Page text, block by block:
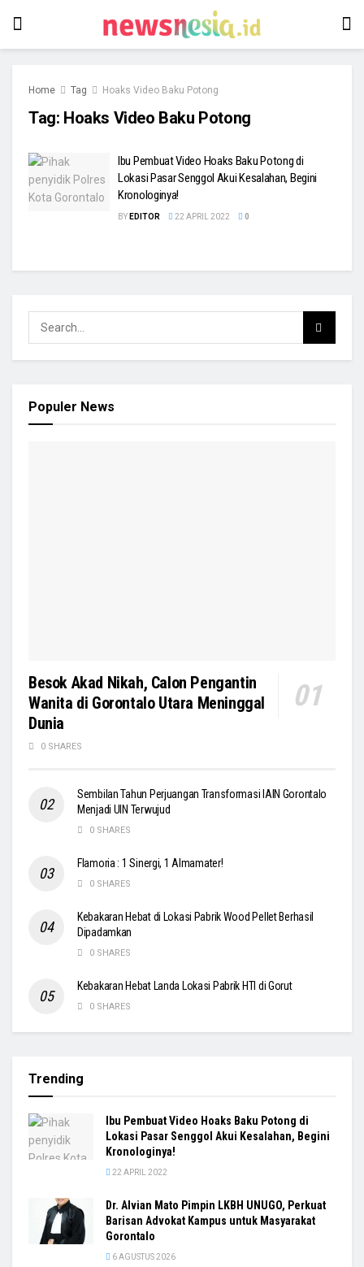
Home Tag Hoaks Video Baku Potong
Tag: Hoaks Video Baku Potong
Ibu Pembuat Video Hoaks Baku Potong di
Lokasi Pasar Senggol Akui Kesalahan, Begini
Kronologinya!
BY EDITOR 22 APRIL 2022 0
Populer News
Besok Akad Nikah, Calon Pengantin
Wanita di Gorontalo Utara Meninggal
Dunia
0 SHARES
Sembilan Tahun Perjuangan Transformasi IAIN Gorontalo
Menjadi UIN Terwujud
0 SHARES
Flamoria : 1 Sinergi, 1 Almamater!
0 SHARES
Kebakaran Hebat di Lokasi Pabrik Wood Pellet Berhasil
Dipadamkan
0 SHARES
Kebakaran Hebat Landa Lokasi Pabrik HTI di Gorut
0 SHARES
Trending
Ibu Pembuat Video Hoaks Baku Potong di
Lokasi Pasar Senggol Akui Kesalahan, Begini
Kronologinya!
22 APRIL 2022
Dr. Alvian Mato Pimpin LKBH UNUGO, Perkuat
Barisan Advokat Kampus untuk Masyarakat
Gorontalo
6 AGUSTUS 2026